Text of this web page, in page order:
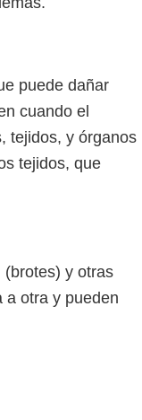
puede dañar
cuando el
tejidos, y órganos
tejidos, que
y otras
a otra y pueden